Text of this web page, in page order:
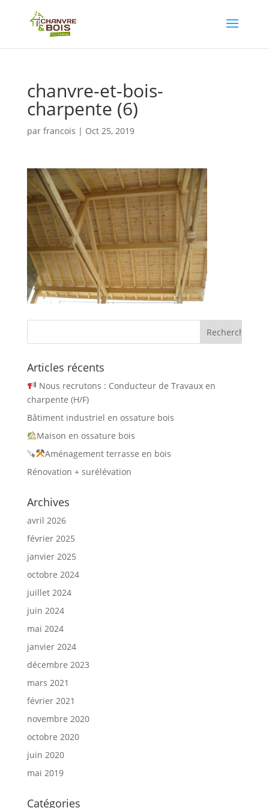
chanvre-et-bois-
charpente (6)
par francois | Oct 25, 2019
Articles récents
Nous recrutons : Conducteur de Travaux en
charpente (H/F)
Bâtiment industriel en ossature bois
Maison en ossature bois
🪚
Aménagement terrasse en bois
Rénovation + surélévation
Archives
avril 2026
février 2025
janvier 2025
octobre 2024
juillet 2024
juin 2024
mai 2024
janvier 2024
décembre 2023
mars 2021
février 2021
novembre 2020
octobre 2020
juin 2020
mai 2019
Catégories